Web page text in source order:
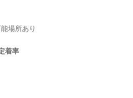
場所あり
着率